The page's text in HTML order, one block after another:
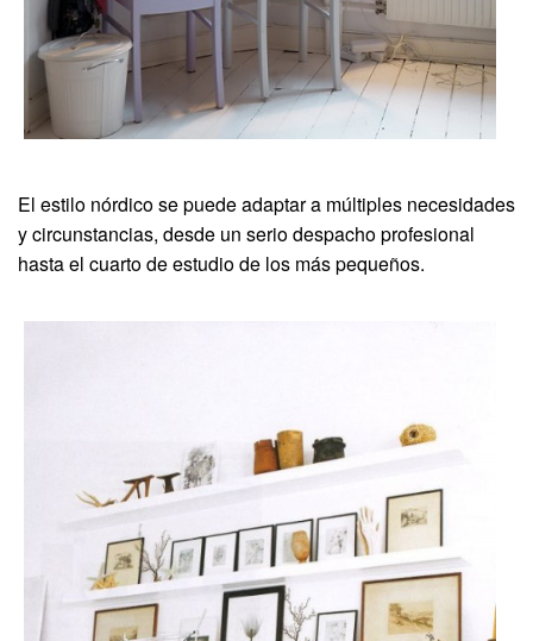
El estilo nórdico se puede adaptar a múltiples necesidades
y circunstancias, desde un serio despacho profesional
hasta el cuarto de estudio de los más pequeños.